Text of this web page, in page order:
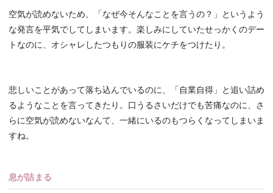
空気が読めないため、「なぜ今そんなことを言うの？」というよう
な発言を平気でしてしまいます。楽しみにしていたせっかくのデー
トなのに、オシャレしたつもりの服装にケチをつけたり。
悲しいことがあって落ち込んでいるのに、「自業自得」と追い詰め
るようなことを言ってきたり。口うるさいだけでも苦痛なのに、さ
らに空気が読めないなんて、一緒にいるのもつらくなってしまいま
すね。
息が詰まる